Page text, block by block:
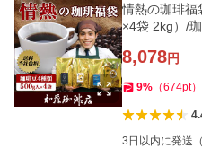
情熱の珈琲福
×4袋 2kg）/
8,078円
9% （674pt）
3日以内に発送